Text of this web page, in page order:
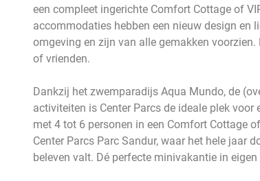
een compleet ingerichte Comfort Cottage of
accommodaties hebben een nieuw design en
omgeving en zijn van alle gemakken
of vrienden.
Dankzij het zwemparadijs Aqua Mundo, de
activiteiten is Center Parcs de ideale plek
met 4 tot 6 personen in een Comfort Cottage
Center Parcs Parc Sandur, waar het hele jaar
beleven valt. Dé perfecte minivakantie in eigen